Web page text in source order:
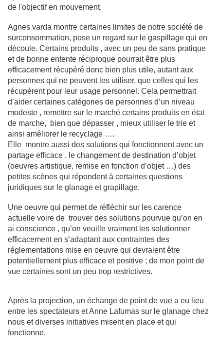
de l'objectif en mouvement.
Agnes varda montre certaines limites de notre société de
surconsommation, pose un regard sur le gaspillage qui en
découle. Certains produits , avec un peu de sans pratique
et de bonne entente réciproque pourrait être plus
efficacement récupéré donc bien plus utile, autant aux
personnes qui ne peuvent les utiliser, que celles qui les
récupèrent pour leur usage personnel. Cela permettrait
d’aider certaines catégories de personnes d’un niveau
modeste , remettre sur le marché certains produits en état
de marche, bien que dépasser , mieux utiliser le trie et
ainsi améliorer le recyclage ….
Elle montre aussi des solutions qui fonctionnent avec un
partage efficace , le changement de destination d’objet
(oeuvres artistique, remise en fonction d’objet …) des
petites scènes qui répondent à certaines questions
juridiques sur le glanage et grapillage.
Une oeuvre qui permet de réfléchir sur les carence
actuelle voire de trouver des solutions pourvue qu’on en
ai conscience , qu’on veuille vraiment les solutionner
efficacement en s’adaptant aux contraintes des
réglementations mise en oeuvre qui devraient être
potentiellement plus efficace et positive ; de mon point de
vue certaines sont un peu trop restrictives.
Après la projection, un échange de point de vue a eu lieu
entre les spectateurs et Anne Lafumas sur le glanage chez
nous et diverses initiatives misent en place et qui
fonctionne.